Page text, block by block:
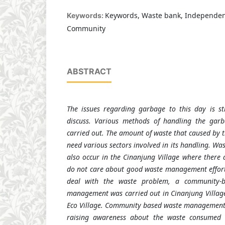
Keywords: Keywords, Waste bank,
Community
ABSTRACT
The issues regarding garbage to this day is
discuss. Various methods of handling the
carried out. The amount of waste that caused by
need various sectors involved in its handling.
also occur in the Cinanjung Village where there
do not care about good waste management
deal with the waste problem, a community-
management was carried out in Cinanjung
Eco Village. Community based waste
raising awareness about the waste